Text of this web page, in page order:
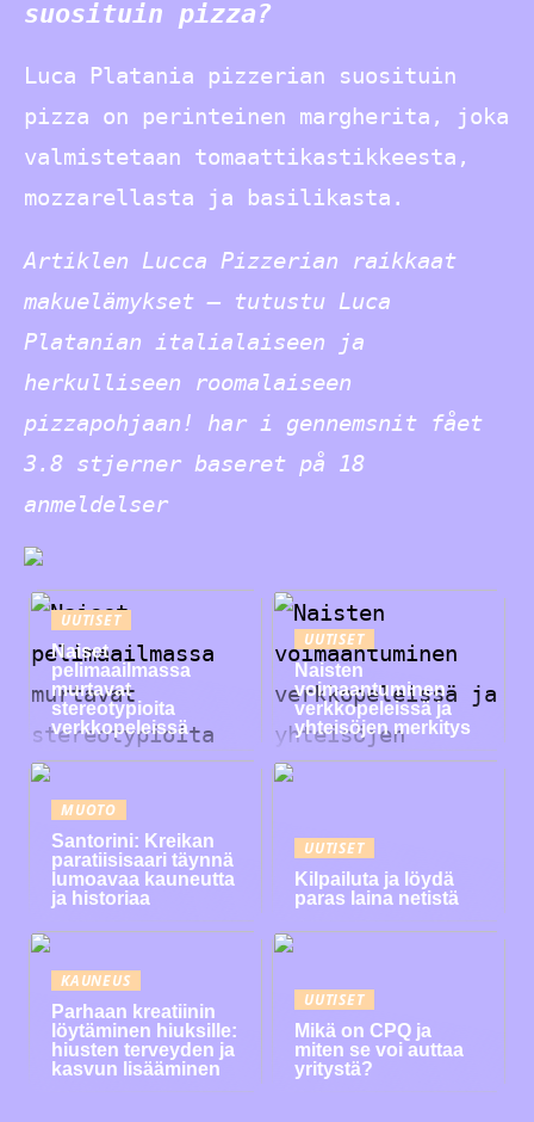
suosituin pizza?
Luca Platania pizzerian suosituin
pizza on perinteinen margherita, joka
valmistetaan tomaattikastikkeesta,
mozzarellasta ja basilikasta.
Artiklen Lucca Pizzerian raikkaat
makuelämykset – tutustu Luca
Platanian italialaiseen ja
herkulliseen roomalaiseen
pizzapohjaan! har i gennemsnit fået
3.8 stjerner baseret på 18
anmeldelser
UUTISET
Naiset
pelimaailmassa
murtavat
stereotypioita
verkkopeleissä
UUTISET
Naisten
voimaantuminen
verkkopeleissä ja
yhteisöjen merkitys
MUOTO
Santorini: Kreikan
paratiisisaari täynnä
lumoavaa kauneutta
ja historiaa
UUTISET
Kilpailuta ja löydä
paras laina netistä
KAUNEUS
Parhaan kreatiinin
löytäminen hiuksille:
hiusten terveyden ja
kasvun lisääminen
UUTISET
Mikä on CPQ ja
miten se voi auttaa
yritystä?